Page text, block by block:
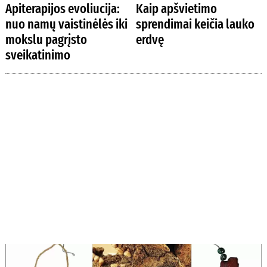
Apiterapijos evoliucija:
nuo namų vaistinėlės iki
mokslu pagrįsto
sveikatinimo
Kaip apšvietimo
sprendimai keičia lauko
erdvę